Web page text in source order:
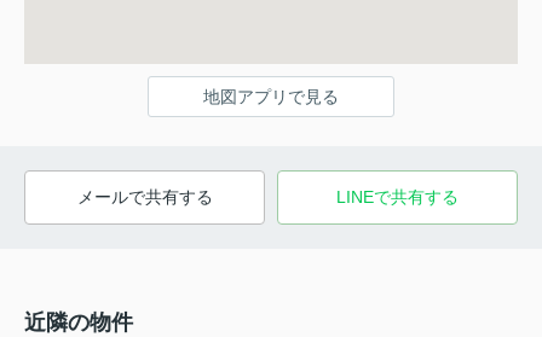
地図アプリで見る
メールで共有する LINEで共有する
近隣の物件